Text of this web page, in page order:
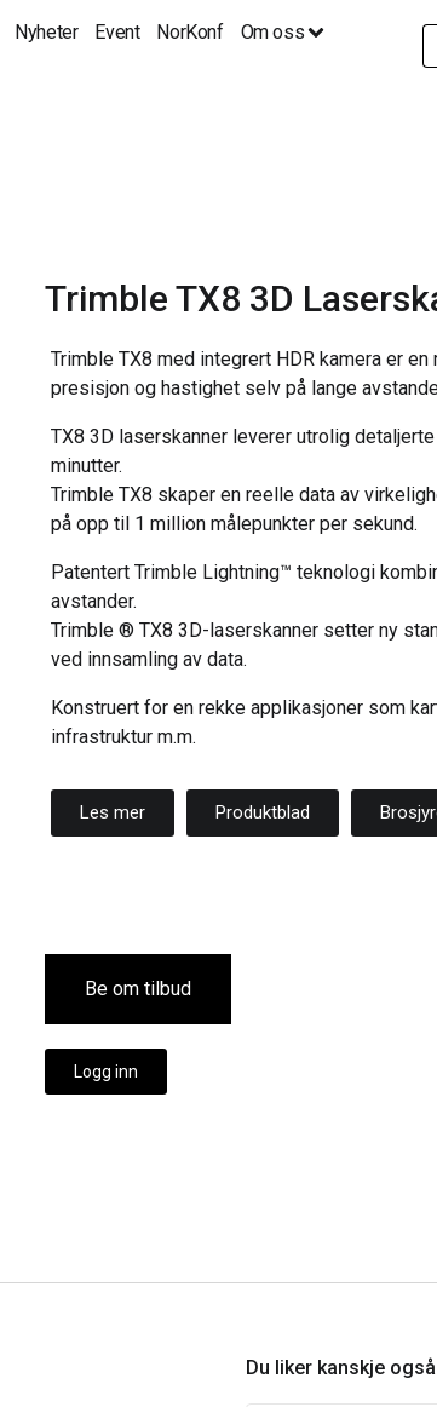
Nyheter Event NorKonf Om oss
Trimble TX8 3D
Trimble TX8 med integrert HDR kamera er
presisjon og hastighet selv på lange
TX8 3D laserskanner leverer utrolig
minutter.
Trimble TX8 skaper en reelle data av
på opp til 1 million målepunkter per sekund.
Patentert Trimble Lightning™ teknologi
avstander.
Trimble ® TX8 3D-laserskanner setter ny
ved innsamling av data.
Konstruert for en rekke applikasjoner som
infrastruktur m.m.
Les mer Produktblad
Be om tilbud
Logg inn
Du liker kanskje